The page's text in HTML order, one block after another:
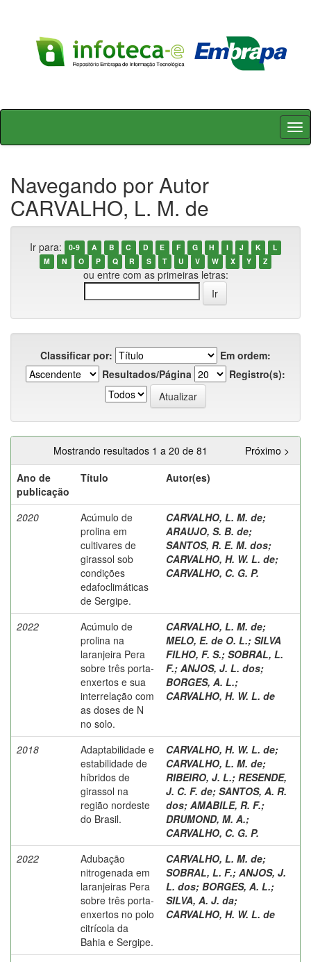
Skip
Navegando por Autor
CARVALHO, L. M. de
Ir para: 0-9 A B C D E F G H I J K
L
M
N O P Q R S T U V W X Y Z
ou entre com as primeiras letras:
Classificar por:
Em ordem:
Resultados/Página
Registro(s):
Mostrando resultados 1 a 20 de 81
Próximo >
Ano de
publicação
Título Autor(es)
2020
Acúmulo de
prolina em
cultivares de
girassol sob
condições
edafoclimáticas
de Sergipe.
CARVALHO, L. M. de;
ARAUJO, S. B. de;
SANTOS, R. E. M. dos;
CARVALHO, H. W. L. de;
CARVALHO, C. G. P.
2022
Acúmulo de
prolina na
laranjeira Pera
sobre três porta-
enxertos e sua
interrelação com
as doses de N
no solo.
CARVALHO, L. M. de;
MELO, E. de O. L.; SILVA
FILHO, F. S.; SOBRAL, L.
F.; ANJOS, J. L. dos;
BORGES, A. L.;
CARVALHO, H. W. L. de
2018
Adaptabilidade e
estabilidade de
híbridos de
girassol na
região nordeste
do Brasil.
CARVALHO, H. W. L. de;
CARVALHO, L. M. de;
RIBEIRO, J. L.; RESENDE,
J. C. F. de; SANTOS, A. R.
dos; AMABILE, R. F.;
DRUMOND, M. A.;
CARVALHO, C. G. P.
2022
Adubação
nitrogenada em
laranjeiras Pera
sobre três porta-
enxertos no polo
citrícola da
Bahia e Sergipe.
CARVALHO, L. M. de;
SOBRAL, L. F.; ANJOS, J.
L. dos; BORGES, A. L.;
SILVA, A. J. da;
CARVALHO, H. W. L. de